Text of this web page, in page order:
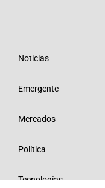
Noticias
Emergente
Mercados
Política
Tecnologías